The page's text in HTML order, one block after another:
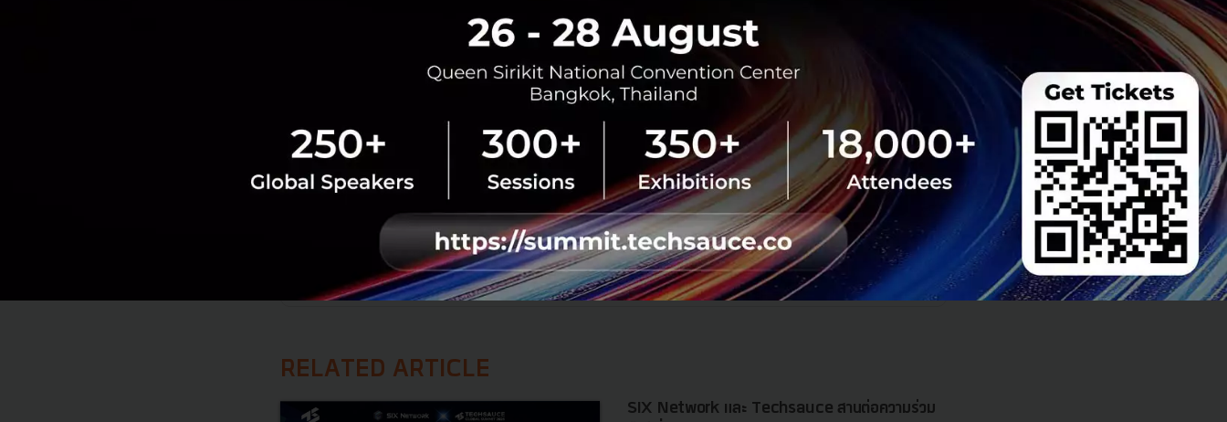
วิสัยทัศน์ด้าน Intelligent Mobility อย่างครบวงจร ที่ต่อยอดจากรากฐานเทคโนโลยีระดับโลก ผสาน
เข้ากับการพัฒนาและทดสอบภายใต้บริบทการใช้งานจริงของประเทศไทย เพื่อให้มั่นใจว่านวัตกรรมที่
เราส่งมอบสามารถตอบโจทย์การใช้ชีวิต การเดินทาง และความคาดหวังของผู้บริโภคชาวไทยได้อย่าง
แท้จริง เป้าหมายของเราคือการสร้างประสบการณ์ด้านเทคโนโลยีที่เชื่อมต่ออย่างไร้รอยต่อ ตั้งแต่ยาน
ยนต์อัจฉริยะ พลังงานใหม่ ไปจนถึงระบบนิเวศแห่งการเดินทางในอนาคต เพื่อมอบความสะดวกสบาย
ความมั่นใจ และคุณค่าที่มากกว่าการเดินทาง ตลอดจนร่วมขับเคลื่อนอนาคตของ Intelligent Mobility
CHERY Group TECH DAY 2026 OMODA & JAECOO
No comment
RELATED ARTICLE
SIX Network และ Techsauce สานต่อความร่วม